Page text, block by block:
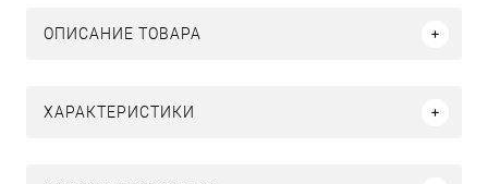
ОПИСАНИЕ ТОВАРА
ХАРАКТЕРИСТИКИ